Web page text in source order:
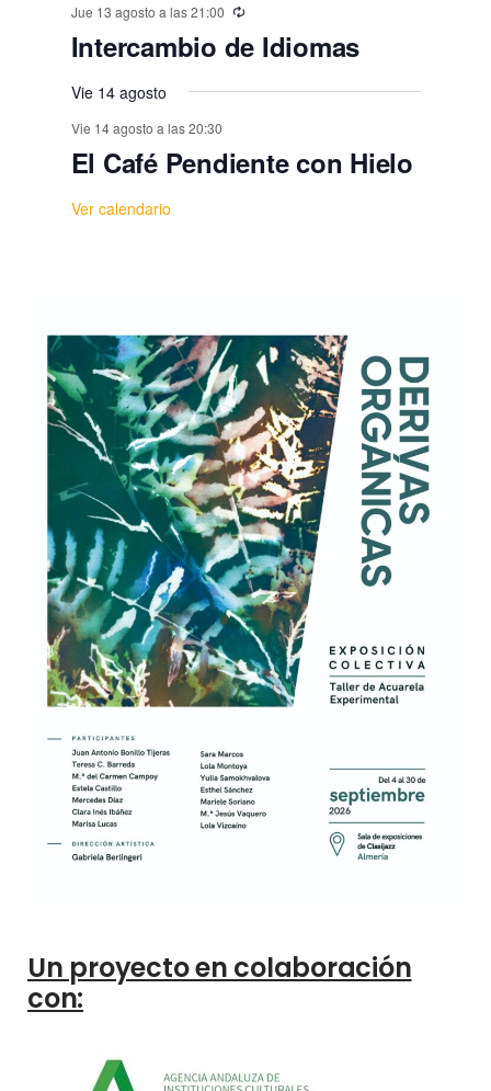
Jue 13 agosto a las 21:00
Intercambio de Idiomas
Vie 14 agosto
Vie 14 agosto a las 20:30
El Café Pendiente con Hielo
Ver calendario
Un proyecto en colaboración
con: